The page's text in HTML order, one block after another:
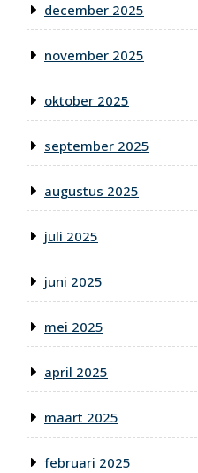
december 2025
november 2025
oktober 2025
september 2025
augustus 2025
juli 2025
juni 2025
mei 2025
april 2025
maart 2025
februari 2025